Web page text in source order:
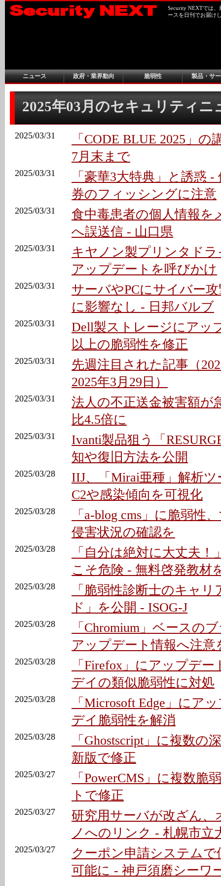
Security NEXTでは
ースを日刊でお届け
ニュース 政府・業界動向 脆弱性 製品・サ
2025年03月のセキュリティニ
2025/03/31
「CODE BLUE 2025」
7月末まで
2025/03/31
「豪華3大特典」と誘惑
券のフィッシングに注意
2025/03/31
食中毒患者の個人情報を
へ誤送信 - 山口県
2025/03/31
キヤノン製プリンタド
アップデートを呼びかけ
2025/03/31
サーバやPCにサイバー
に影響なし - 日邦バルブ
2025/03/31
Dell製ストレージにアッ
以上の脆弱性を修正
2025/03/31
先週注目された記事（
2025年3月29日）
2025/03/31
法人の不正送金被害額
比4.5倍に
2025/03/31
Ivanti製品狙う「
知や復旧方法を公開
2025/03/28
IIJ、「Mirai亜種」解析
C2や感染傾向を可視化
2025/03/28
「a-blog cms」に脆弱性
侵害状況の確認を
2025/03/28
「自分は絶対に大丈夫
こそ危険 - 無料啓発教材
2025/03/28
「脆弱性診断士のキャ
ド」を公開 - ISOG-J
2025/03/28
「Chromium」ベースの
アップデート情報へ注意
2025/03/28
「Firefox」にアップデー
デイの類似脆弱性に対処
2025/03/28
「Microsoft Edge」にア
デイ脆弱性を解消
2025/03/28
「Ghostscript」に複数の
新版で修正
2025/03/27
「PowerCMS」に複数脆
トで修正
2025/03/27
研究用サーバが改ざん、
ノへのリンク - 札幌市立
2025/03/27
クーポン申請システムで
可能に - 神戸須磨シーワ